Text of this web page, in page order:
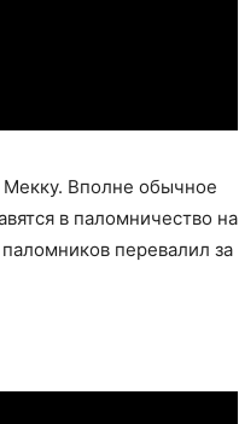
Мекку. Вполне обычное
в паломничество на
перевалил за